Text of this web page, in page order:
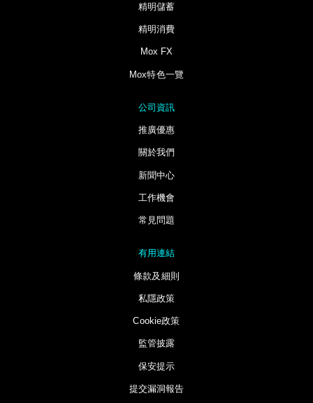
精明儲蓄
精明消費
Mox FX
Mox特色一覽
公司資訊
推廣優惠
關於我們
新聞中心
工作機會
常見問題
有用連結
條款及細則
私隱政策
Cookie政策
監管披露
保安提示
提交漏洞報告